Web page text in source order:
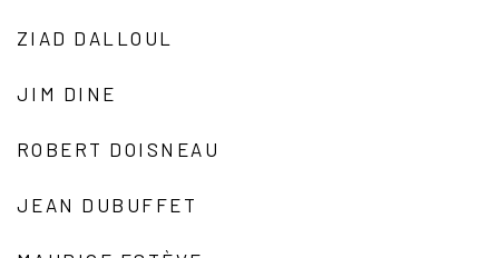
ZIAD DALLOUL
JIM DINE
ROBERT DOISNEAU
JEAN DUBUFFET